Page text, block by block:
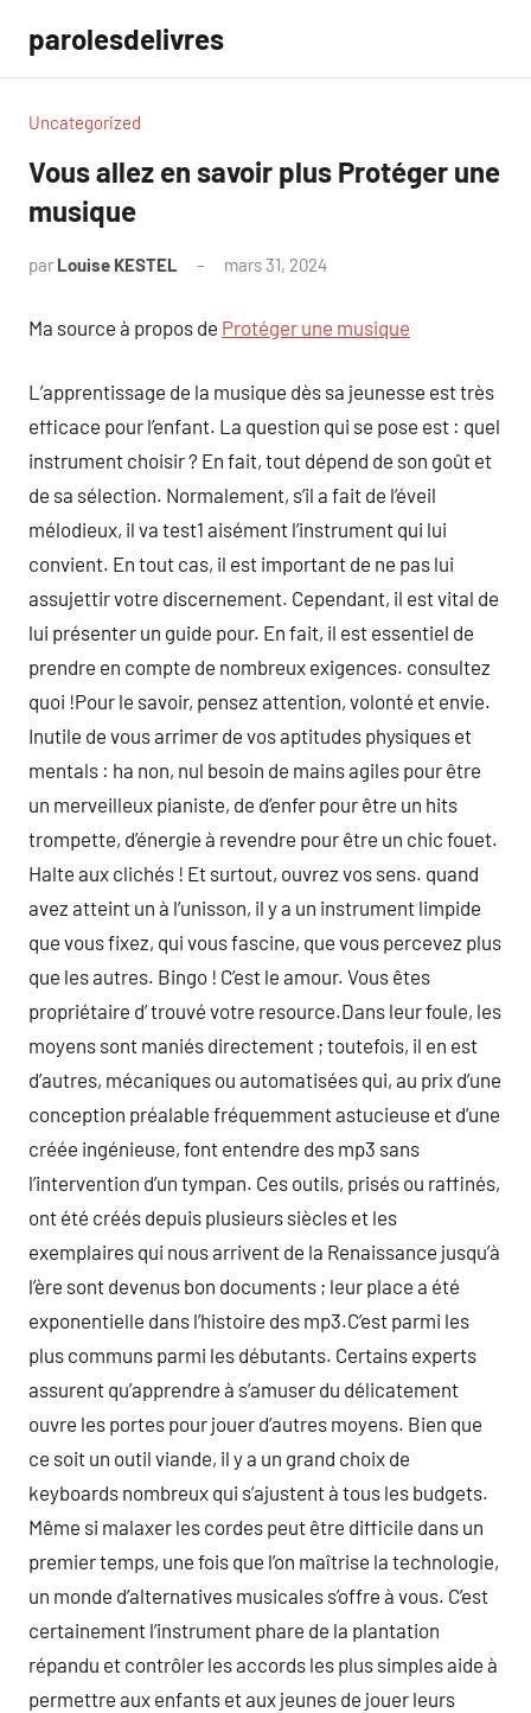
contenu
parolesdelivres
Uncategorized
Vous allez en savoir plus Protéger une
musique
par Louise KESTEL mars 31, 2024
Ma source à propos de Protéger une musique
L’apprentissage de la musique dès sa jeunesse est très
efficace pour l’enfant. La question qui se pose est : quel
instrument choisir ? En fait, tout dépend de son goût et
de sa sélection. Normalement, s’il a fait de l’éveil
mélodieux, il va test1 aisément l’instrument qui lui
convient. En tout cas, il est important de ne pas lui
assujettir votre discernement. Cependant, il est vital de
lui présenter un guide pour. En fait, il est essentiel de
prendre en compte de nombreux exigences. consultez
quoi !Pour le savoir, pensez attention, volonté et envie.
Inutile de vous arrimer de vos aptitudes physiques et
mentals : ha non, nul besoin de mains agiles pour être
un merveilleux pianiste, de d’enfer pour être un hits
trompette, d’énergie à revendre pour être un chic fouet.
Halte aux clichés ! Et surtout, ouvrez vos sens. quand
avez atteint un à l’unisson, il y a un instrument limpide
que vous fixez, qui vous fascine, que vous percevez plus
que les autres. Bingo ! C’est le amour. Vous êtes
propriétaire d’ trouvé votre resource.Dans leur foule, les
moyens sont maniés directement ; toutefois, il en est
d’autres, mécaniques ou automatisées qui, au prix d’une
conception préalable fréquemment astucieuse et d’une
créée ingénieuse, font entendre des mp3 sans
l’intervention d’un tympan. Ces outils, prisés ou raffinés,
ont été créés depuis plusieurs siècles et les
exemplaires qui nous arrivent de la Renaissance jusqu’à
l’ère sont devenus bon documents ; leur place a été
exponentielle dans l’histoire des mp3.C’est parmi les
plus communs parmi les débutants. Certains experts
assurent qu’apprendre à s’amuser du délicatement
ouvre les portes pour jouer d’autres moyens. Bien que
ce soit un outil viande, il y a un grand choix de
keyboards nombreux qui s’ajustent à tous les budgets.
Même si malaxer les cordes peut être difficile dans un
premier temps, une fois que l’on maîtrise la technologie,
un monde d’alternatives musicales s’offre à vous. C’est
certainement l’instrument phare de la plantation
répandu et contrôler les accords les plus simples aide à
permettre aux enfants et aux jeunes de jouer leurs